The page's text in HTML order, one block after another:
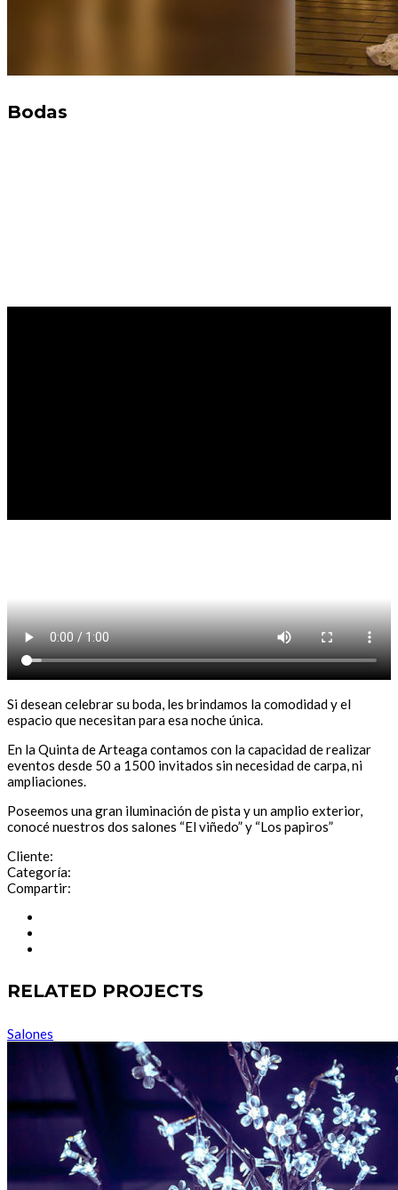
Bodas
Si desean celebrar su boda, les brindamos la comodidad y el
espacio que necesitan para esa noche única.
En la Quinta de Arteaga contamos con la capacidad de realizar
eventos desde 50 a 1500 invitados sin necesidad de carpa, ni
ampliaciones.
Poseemos una gran iluminación de pista y un amplio exterior,
conocé nuestros dos salones “El viñedo” y “Los papiros”
Cliente:
Categoría:
Compartir:
RELATED PROJECTS
Salones